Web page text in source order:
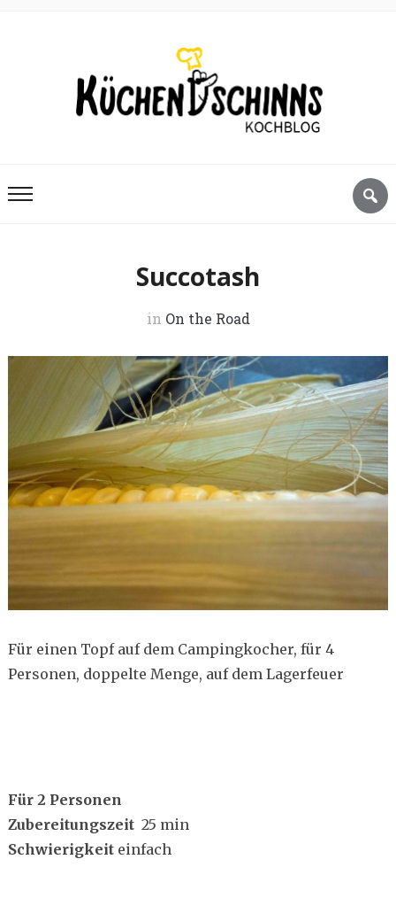
Succotash
in On the Road
Für einen Topf auf dem Campingkocher, für 4
Personen, doppelte Menge, auf dem Lagerfeuer
Für 2 Personen
Zubereitungszeit 25 min
Schwierigkeiteinfach